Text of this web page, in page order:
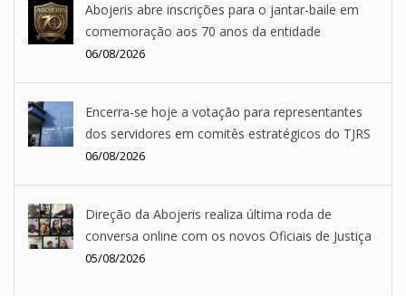
Abojeris abre inscrições para o jantar-baile em
comemoração aos 70 anos da entidade
06/08/2026
Encerra-se hoje a votação para representantes
dos servidores em comitês estratégicos do TJRS
06/08/2026
Direção da Abojeris realiza última roda de
conversa online com os novos Oficiais de Justiça
05/08/2026